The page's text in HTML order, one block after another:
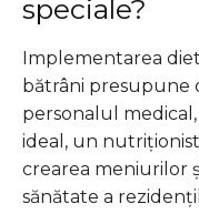
speciale?
Implementarea
bătrâni presupune
personalul
ideal, un
crearea meniurilor
sănătate a